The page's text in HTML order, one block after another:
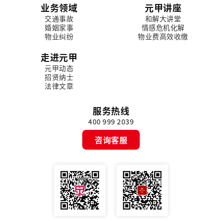
业务领域
交通事故
婚姻家事
物业纠纷
元甲讲座
和解大讲堂
情感危机化解
物业费高效收缴
走进元甲
元甲动态
招贤纳士
法律文章
服务热线
400 999 2039
咨询客服